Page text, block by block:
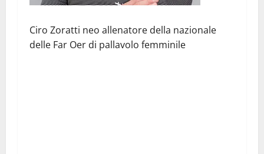
Ciro Zoratti neo allenatore della nazionale
delle Far Oer di pallavolo femminile